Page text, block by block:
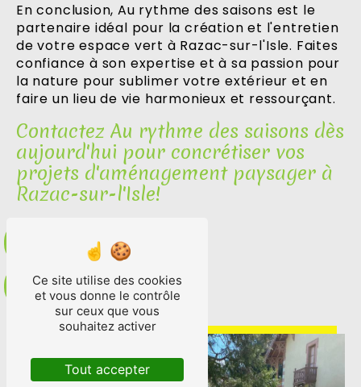
En conclusion, Au rythme des saisons est le
partenaire idéal pour la création et l'entretien
de votre espace vert à Razac-sur-l'Isle. Faites
confiance à son expertise et à sa passion pour
la nature pour sublimer votre extérieur et en
faire un lieu de vie harmonieux et ressourçant.
Contactez Au rythme des saisons dès
aujourd'hui pour concrétiser vos
projets d'aménagement paysager à
Razac-sur-l'Isle!
En savoir plus
Contactez-nous
Ce site utilise des cookies
et vous donne le contrôle
sur ceux que vous
souhaitez activer
Tout accepter